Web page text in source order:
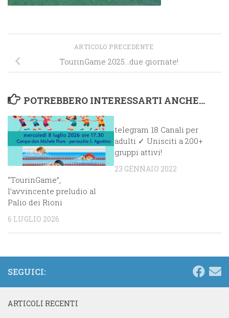
ARTICOLO PRECEDENTE
TourinGame 2025…due giornate!
POTREBBERO INTERESSARTI ANCHE...
“TourinGame”,
l’avvincente preludio al
Palio dei Rioni
6 LUGLIO 2026
telegram 18 Canali per
adulti ✓ Unisciti a 200+
gruppi attivi!
23 GENNAIO 2022
SEGUICI:
ARTICOLI RECENTI